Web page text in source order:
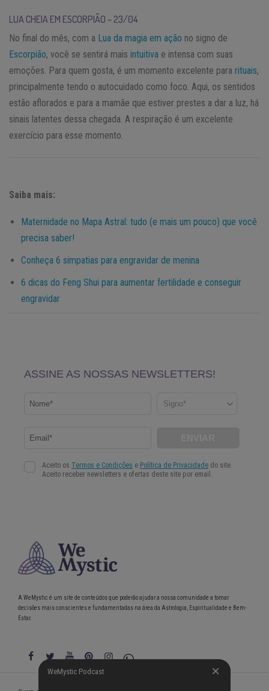
LUA CHEIA EM ESCORPIÃO – 23/04
No final do mês, com a Lua da magia em ação no signo de
Escorpião, você se sentirá mais intuitiva e intensa com suas
emoções. Para quem gosta, é um momento excelente para rituais,
principalmente tendo o autocuidado como foco. Aqui, os sentidos
estão aflorados e para a mamãe que estiver prestes a dar a luz, há
sinais latentes dessa chegada. A respiração é um excelente
exercício para esse momento.
Saiba mais:
Maternidade no Mapa Astral: tudo (e mais um pouco) que você
precisa saber!
Conheça 6 simpatias para engravidar de menina
6 dicas do Feng Shui para aumentar fertilidade e conseguir
engravidar
WeMystic Podcast
A WeMystic é um site de conteúdos que poderão ajudar a nossa comunidade a tomar
decisões mais conscientes e fundamentadas na área da Astrologia, Espiritualidade e Bem-
Estar.
WeMystic Podcast